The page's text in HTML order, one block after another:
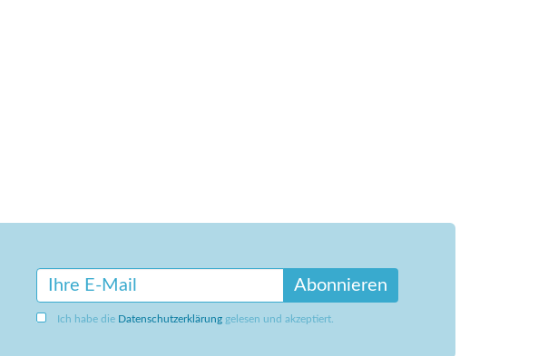
Abonnieren
Ich habe die Datenschutzerklärunggelesen und akzeptiert.